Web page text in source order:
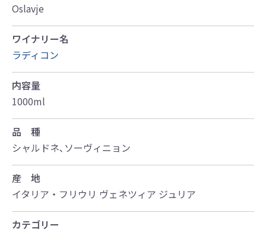
Oslavje
ワイナリー名
ラディコン
内容量
1000ml
品 種
シャルドネ､ソーヴィニョン
産 地
イタリア・フリウリ ヴェネツィア ジュリア
カテゴリー